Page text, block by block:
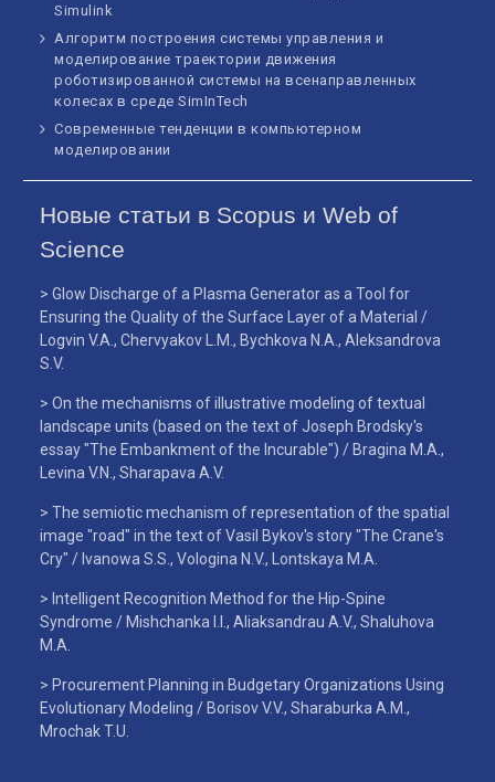
Simulink
Алгоритм построения системы управления и
моделирование траектории движения
роботизированной системы на всенаправленных
колесах в среде SimInTech
Современные тенденции в компьютерном
моделировании
Новые статьи в Scopus и Web of
Science
> Glow Discharge of a Plasma Generator as a Tool for
Ensuring the Quality of the Surface Layer of a Material /
Logvin V.A., Chervyakov L.M., Bychkova N.A., Aleksandrova
S.V.
> On the mechanisms of illustrative modeling of textual
landscape units (based on the text of Joseph Brodsky's
essay "The Embankment of the Incurable") / Bragina M.A.,
Levina V.N., Sharapava A.V.
> The semiotic mechanism of representation of the spatial
image "road" in the text of Vasil Bykov's story "The Crane's
Cry" / Ivanowa S.S., Vologina N.V., Lontskaya M.A.
> Intelligent Recognition Method for the Hip-Spine
Syndrome / Mishchanka I.I., Aliaksandrau A.V., Shaluhova
M.A.
> Procurement Planning in Budgetary Organizations Using
Evolutionary Modeling / Borisov V.V., Sharaburka A.M.,
Mrochak T.U.